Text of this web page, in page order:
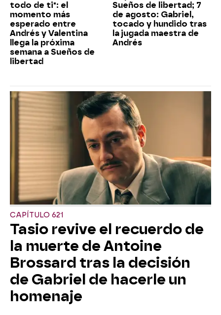
todo de ti": el
momento más
esperado entre
Andrés y Valentina
llega la próxima
semana a Sueños de
libertad
Sueños de libertad; 7
de agosto: Gabriel,
tocado y hundido tras
la jugada maestra de
Andrés
CAPÍTULO 621
Tasio revive el recuerdo de
la muerte de Antoine
Brossard tras la decisión
de Gabriel de hacerle un
homenaje